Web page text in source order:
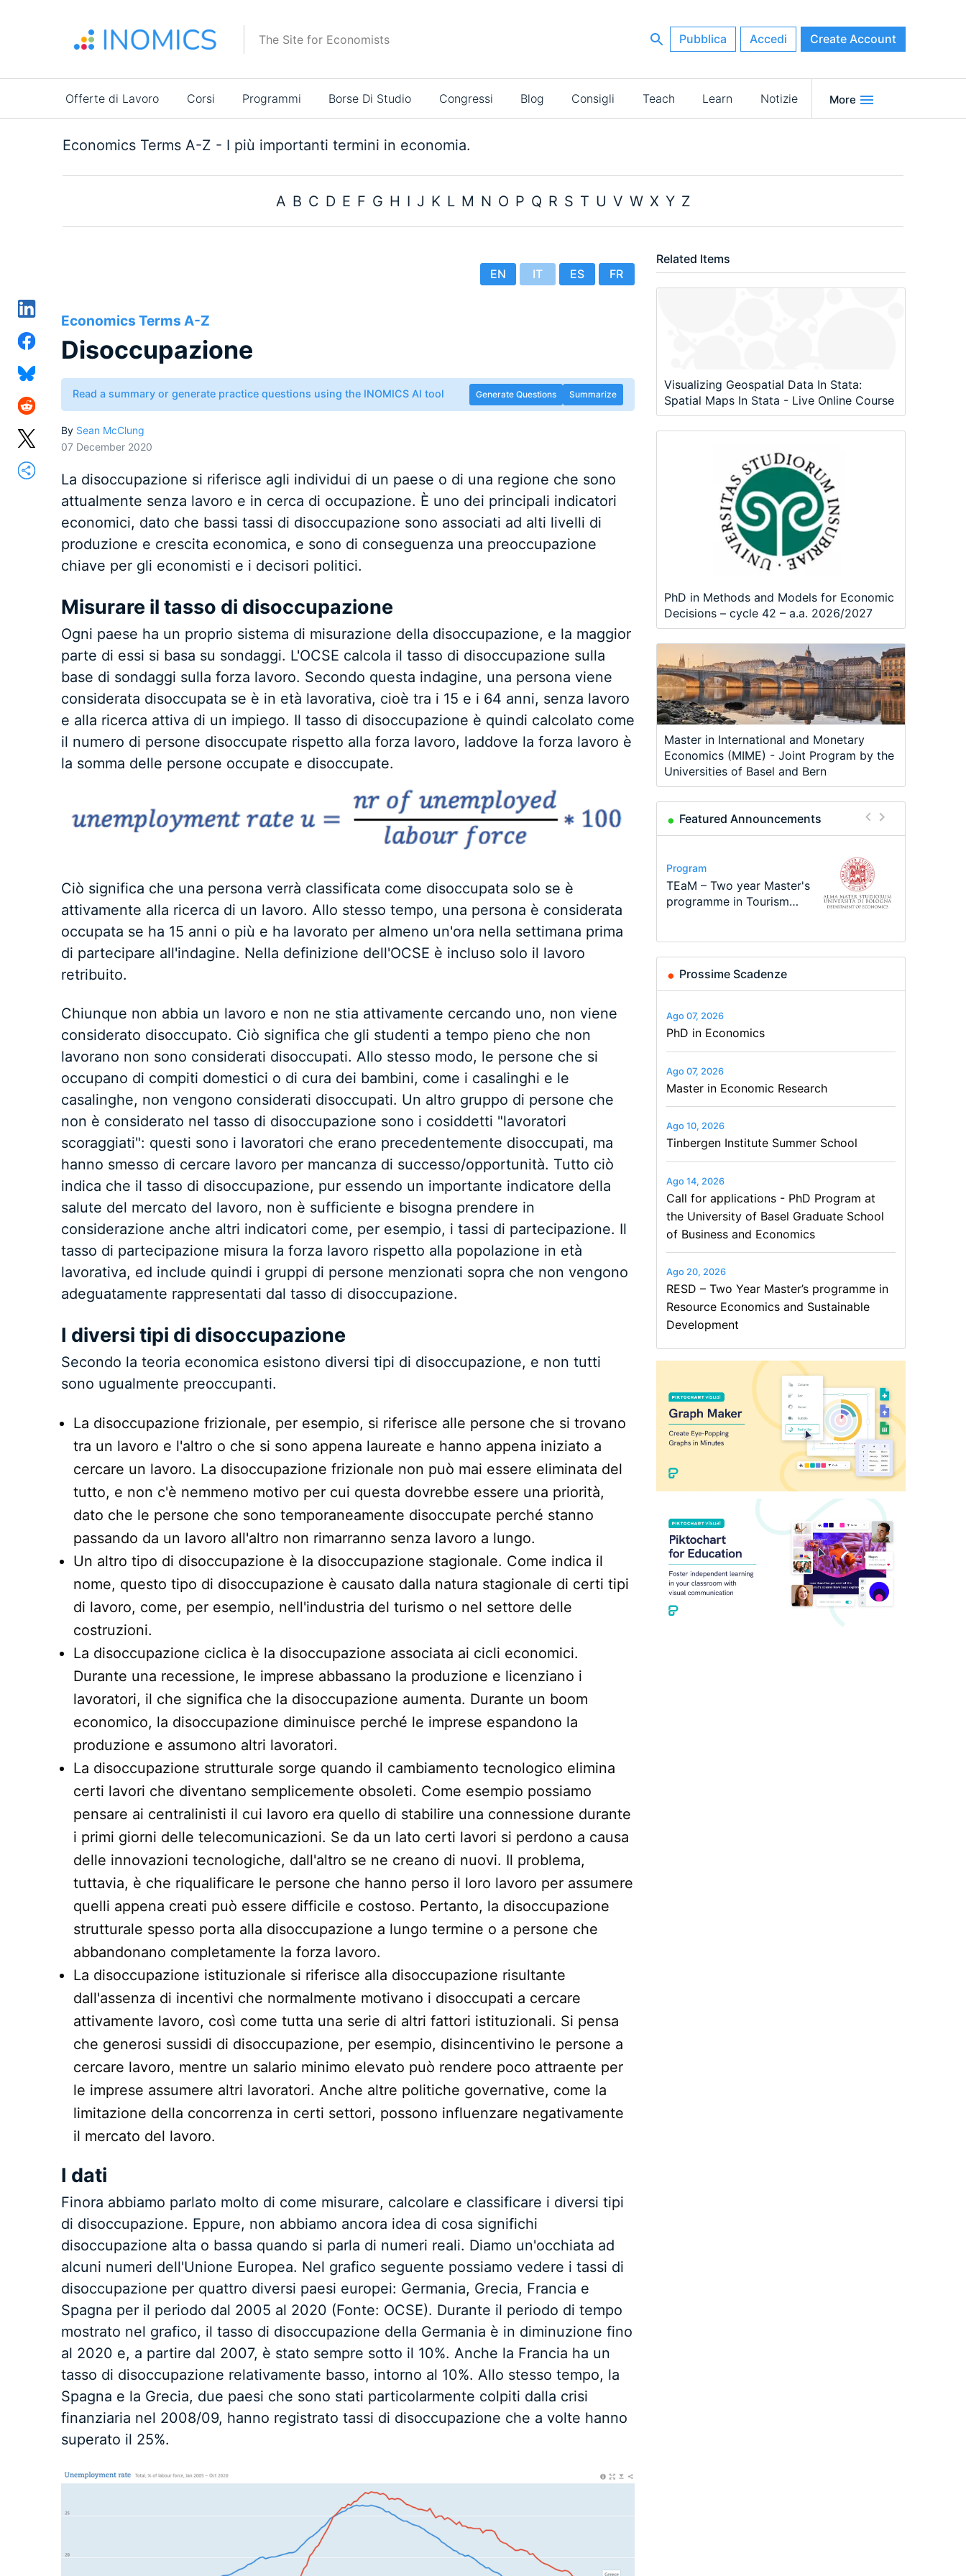
The Site for Economists Pubblica Accedi Create Account
Main
navigation
Offerte di Lavoro Corsi Programmi Borse Di Studio Congressi Blog Consigli Teach Learn Notizie More
Economics Terms A-Z - I più importanti termini in economia.
A B C D E F G H I J K L M N O P Q R S T U V W X Y Z
EN IT ES FR
Economics Terms A-Z
Disoccupazione
Read a summary or generate practice questions using the INOMICS AI tool Generate Questions Summarize
By Sean McClung
07 December 2020
La disoccupazione si riferisce agli individui di un paese o di una regione che sono
attualmente senza lavoro e in cerca di occupazione. È uno dei principali indicatori
economici, dato che bassi tassi di disoccupazione sono associati ad alti livelli di
produzione e crescita economica, e sono di conseguenza una preoccupazione
chiave per gli economisti e i decisori politici.
Misurare il tasso di disoccupazione
Ogni paese ha un proprio sistema di misurazione della disoccupazione, e la maggior
parte di essi si basa su sondaggi. L'OCSE calcola il tasso di disoccupazione sulla
base di sondaggi sulla forza lavoro. Secondo questa indagine, una persona viene
considerata disoccupata se è in età lavorativa, cioè tra i 15 e i 64 anni, senza lavoro
e alla ricerca attiva di un impiego. Il tasso di disoccupazione è quindi calcolato come
il numero di persone disoccupate rispetto alla forza lavoro, laddove la forza lavoro è
la somma delle persone occupate e disoccupate.
Ciò significa che una persona verrà classificata come disoccupata solo se è
attivamente alla ricerca di un lavoro. Allo stesso tempo, una persona è considerata
occupata se ha 15 anni o più e ha lavorato per almeno un'ora nella settimana prima
di partecipare all'indagine. Nella definizione dell'OCSE è incluso solo il lavoro
retribuito.
Chiunque non abbia un lavoro e non ne stia attivamente cercando uno, non viene
considerato disoccupato. Ciò significa che gli studenti a tempo pieno che non
lavorano non sono considerati disoccupati. Allo stesso modo, le persone che si
occupano di compiti domestici o di cura dei bambini, come i casalinghi e le
casalinghe, non vengono considerati disoccupati. Un altro gruppo di persone che
non è considerato nel tasso di disoccupazione sono i cosiddetti "lavoratori
scoraggiati": questi sono i lavoratori che erano precedentemente disoccupati, ma
hanno smesso di cercare lavoro per mancanza di successo/opportunità. Tutto ciò
indica che il tasso di disoccupazione, pur essendo un importante indicatore della
salute del mercato del lavoro, non è sufficiente e bisogna prendere in
considerazione anche altri indicatori come, per esempio, i tassi di partecipazione. Il
tasso di partecipazione misura la forza lavoro rispetto alla popolazione in età
lavorativa, ed include quindi i gruppi di persone menzionati sopra che non vengono
adeguatamente rappresentati dal tasso di disoccupazione.
I diversi tipi di disoccupazione
Secondo la teoria economica esistono diversi tipi di disoccupazione, e non tutti
sono ugualmente preoccupanti.
La disoccupazione frizionale, per esempio, si riferisce alle persone che si trovano
tra un lavoro e l'altro o che si sono appena laureate e hanno appena iniziato a
cercare un lavoro. La disoccupazione frizionale non può mai essere eliminata del
tutto, e non c'è nemmeno motivo per cui questa dovrebbe essere una priorità,
dato che le persone che sono temporaneamente disoccupate perché stanno
passando da un lavoro all'altro non rimarranno senza lavoro a lungo.
Un altro tipo di disoccupazione è la disoccupazione stagionale. Come indica il
nome, questo tipo di disoccupazione è causato dalla natura stagionale di certi tipi
di lavoro, come, per esempio, nell'industria del turismo o nel settore delle
costruzioni.
La disoccupazione ciclica è la disoccupazione associata ai cicli economici.
Durante una recessione, le imprese abbassano la produzione e licenziano i
lavoratori, il che significa che la disoccupazione aumenta. Durante un boom
economico, la disoccupazione diminuisce perché le imprese espandono la
produzione e assumono altri lavoratori.
La disoccupazione strutturale sorge quando il cambiamento tecnologico elimina
certi lavori che diventano semplicemente obsoleti. Come esempio possiamo
pensare ai centralinisti il cui lavoro era quello di stabilire una connessione durante
i primi giorni delle telecomunicazioni. Se da un lato certi lavori si perdono a causa
delle innovazioni tecnologiche, dall'altro se ne creano di nuovi. Il problema,
tuttavia, è che riqualificare le persone che hanno perso il loro lavoro per assumere
quelli appena creati può essere difficile e costoso. Pertanto, la disoccupazione
strutturale spesso porta alla disoccupazione a lungo termine o a persone che
abbandonano completamente la forza lavoro.
La disoccupazione istituzionale si riferisce alla disoccupazione risultante
dall'assenza di incentivi che normalmente motivano i disoccupati a cercare
attivamente lavoro, così come tutta una serie di altri fattori istituzionali. Si pensa
che generosi sussidi di disoccupazione, per esempio, disincentivino le persone a
cercare lavoro, mentre un salario minimo elevato può rendere poco attraente per
le imprese assumere altri lavoratori. Anche altre politiche governative, come la
limitazione della concorrenza in certi settori, possono influenzare negativamente
il mercato del lavoro.
I dati
Finora abbiamo parlato molto di come misurare, calcolare e classificare i diversi tipi
di disoccupazione. Eppure, non abbiamo ancora idea di cosa significhi
disoccupazione alta o bassa quando si parla di numeri reali. Diamo un'occhiata ad
alcuni numeri dell'Unione Europea. Nel grafico seguente possiamo vedere i tassi di
disoccupazione per quattro diversi paesi europei: Germania, Grecia, Francia e
Spagna per il periodo dal 2005 al 2020 (Fonte: OCSE). Durante il periodo di tempo
mostrato nel grafico, il tasso di disoccupazione della Germania è in diminuzione fino
al 2020 e, a partire dal 2007, è stato sempre sotto il 10%. Anche la Francia ha un
tasso di disoccupazione relativamente basso, intorno al 10%. Allo stesso tempo, la
Spagna e la Grecia, due paesi che sono stati particolarmente colpiti dalla crisi
finanziaria nel 2008/09, hanno registrato tassi di disoccupazione che a volte hanno
superato il 25%.
Related Items
Visualizing Geospatial Data In Stata:
Spatial Maps In Stata - Live Online Course
PhD in Methods and Models for Economic
Decisions – cycle 42 – a.a. 2026/2027
Master in International and Monetary
Economics (MIME) - Joint Program by the
Universities of Basel and Bern
Featured Announcements
Program
Call for applications - PhD
Program at the University
Program
TEaM – Two year Master's
programme in Tourism
Conference
48th RSEP International
Conference on Economics,
Course
Oxford University
Economics Summer School
Job
Economic Analyst – Tax
Modelling
Program
MSc in Economics
Prossime Scadenze
Ago 07, 2026
PhD in Economics
Ago 07, 2026
Master in Economic Research
Ago 10, 2026
Tinbergen Institute Summer School
Ago 14, 2026
Call for applications - PhD Program at
the University of Basel Graduate School
of Business and Economics
Ago 20, 2026
RESD – Two Year Master’s programme in
Resource Economics and Sustainable
Development